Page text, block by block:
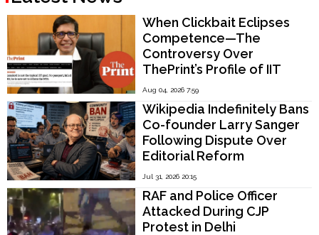
When Clickbait Eclipses
Competence—The
Controversy Over
ThePrint’s Profile of IIT
Madras Director V.
Kamakoti
Aug 04, 2026 7:59
Wikipedia Indefinitely Bans
Co-founder Larry Sanger
Following Dispute Over
Editorial Reform
Jul 31, 2026 20:15
RAF and Police Officer
Attacked During CJP
Protest in Delhi